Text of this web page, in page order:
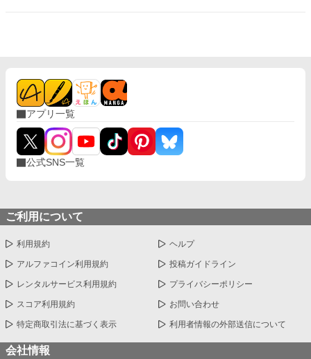
アプリ一覧
公式SNS一覧
ご利用について
利用規約 ヘルプ
アルファコイン利用規約 投稿ガイドライン
レンタルサービス利用規約 プライバシーポリシー
スコア利用規約 お問い合わせ
特定商取引法に基づく表示 利用者情報の外部送信について
会社情報